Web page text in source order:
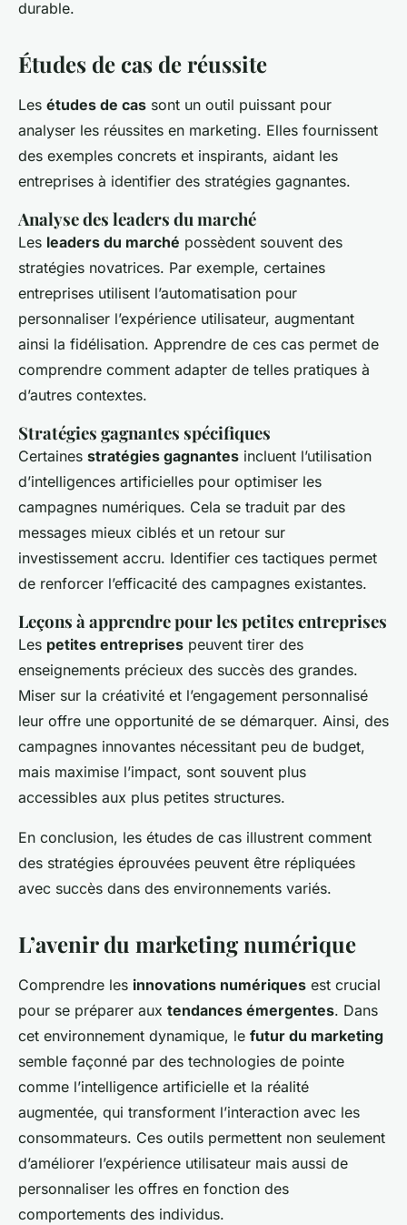
durable.
Études de cas de réussite
Les études de cas sont un outil puissant pour
analyser les réussites en marketing. Elles fournissent
des exemples concrets et inspirants, aidant les
entreprises à identifier des stratégies gagnantes.
Analyse des leaders du marché
Les leaders du marché possèdent souvent des
stratégies novatrices. Par exemple, certaines
entreprises utilisent l’automatisation pour
personnaliser l’expérience utilisateur, augmentant
ainsi la fidélisation. Apprendre de ces cas permet de
comprendre comment adapter de telles pratiques à
d’autres contextes.
Stratégies gagnantes spécifiques
Certaines stratégies gagnantes incluent l’utilisation
d’intelligences artificielles pour optimiser les
campagnes numériques. Cela se traduit par des
messages mieux ciblés et un retour sur
investissement accru. Identifier ces tactiques permet
de renforcer l’efficacité des campagnes existantes.
Leçons à apprendre pour les petites entreprises
Les petites entreprises peuvent tirer des
enseignements précieux des succès des grandes.
Miser sur la créativité et l’engagement personnalisé
leur offre une opportunité de se démarquer. Ainsi, des
campagnes innovantes nécessitant peu de budget,
mais maximise l’impact, sont souvent plus
accessibles aux plus petites structures.
En conclusion, les études de cas illustrent comment
des stratégies éprouvées peuvent être répliquées
avec succès dans des environnements variés.
L’avenir du marketing numérique
Comprendre les innovations numériques est crucial
pour se préparer aux tendances émergentes. Dans
cet environnement dynamique, le futur du marketing
semble façonné par des technologies de pointe
comme l’intelligence artificielle et la réalité
augmentée, qui transforment l’interaction avec les
consommateurs. Ces outils permettent non seulement
d’améliorer l’expérience utilisateur mais aussi de
personnaliser les offres en fonction des
comportements des individus.